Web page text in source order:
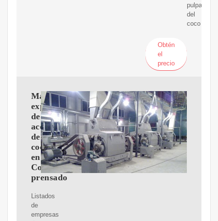
pulpa
del
coco
Obtén
el
precio
Máquina
expulsora
de
aceite
de
coco
en
Coimbatore
prensado
Listados
de
empresas